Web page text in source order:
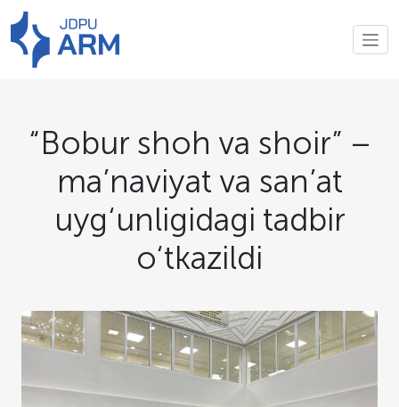
“Bobur shoh va shoir” –
ma’naviyat va san’at
uyg‘unligidagi tadbir
o‘tkazildi